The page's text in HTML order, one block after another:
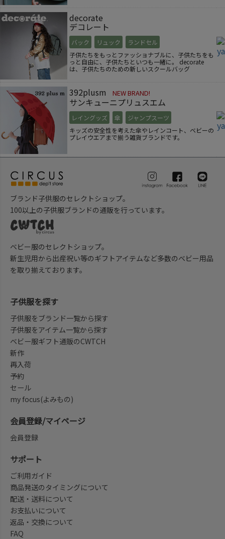
decorate
デコレート
バック リュック
ランドセル
子供たちをもっとファッショナブルに、子供たちをも
っと自由に、子供たちといつも一緒に。 decorate
は、子供たちのための新しいスクールバッグ
392plusm NEW BRAND!
サンキューニプリュスエム
レイングッズ 傘
ジャンプスーツ
キッズの安全性を考えた傘やレインコート、ベビーの
プレイウエアまで揃う雑貨ブランドです。
ブランド子供服のセレクトショップ。
100以上の子供服ブランドの通販を行っています。
ベビー服のセレクトショップ。
新生児用から出産祝い等のギフトアイテムなど多数のベビー用品
を取り揃えております。
子供服を探す
子供服をブランド一覧から探す
子供服をアイテム一覧から探す
ベビー服ギフト通販のCWTCH
新作
再入荷
予約
セール
my focus(よみもの)
会員登録/マイページ
会員登録
サポート
ご利用ガイド
商品発送のタイミングについて
配送・送料について
お支払いについて
返品・交換について
FAQ